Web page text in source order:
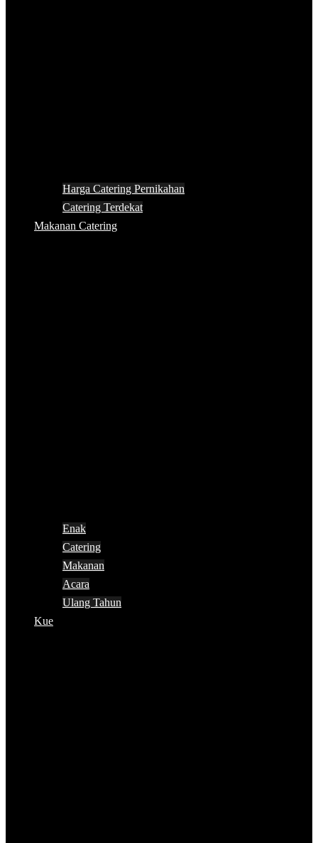
Harga Catering Pernikahan
Catering Terdekat
Makanan Catering
Enak
Catering
Makanan
Acara
Ulang Tahun
Kue